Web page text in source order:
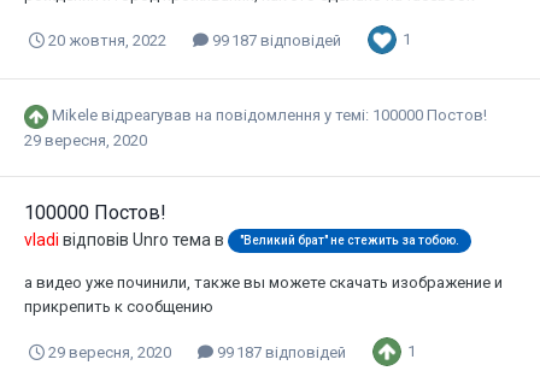
20 жовтня, 2022 99 187 відповідей 1
Mikele відреагував на повідомлення у темі: 100000 Постов!
29 вересня, 2020
100000 Постов!
vladi відповів Unro тема в "Великий брат" не стежить за тобою.
а видео уже починили, также вы можете скачать изображение и
прикрепить к сообщению
29 вересня, 2020 99 187 відповідей 1